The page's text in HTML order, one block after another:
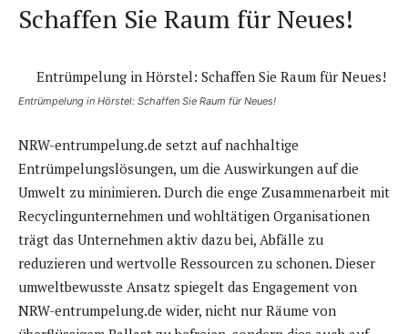
Schaffen Sie Raum für Neues!
Entrümpelung in Hörstel: Schaffen Sie Raum für Neues!
NRW-entrumpelung.de setzt auf nachhaltige
Entrümpelungslösungen, um die Auswirkungen auf die
Umwelt zu minimieren. Durch die enge Zusammenarbeit mit
Recyclingunternehmen und wohltätigen Organisationen
trägt das Unternehmen aktiv dazu bei, Abfälle zu
reduzieren und wertvolle Ressourcen zu schonen. Dieser
umweltbewusste Ansatz spiegelt das Engagement von
NRW-entrumpelung.de wider, nicht nur Räume von